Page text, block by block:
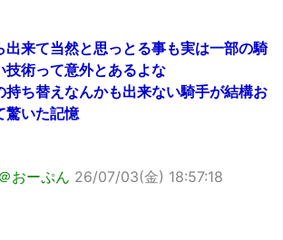
出来て当然と思っとる事も実は一部の騎
技術って意外とあるよな
持ち替えなんかも出来ない騎手が結構お
驚いた記憶
おーぷん 26/07/03(金) 18:57:18